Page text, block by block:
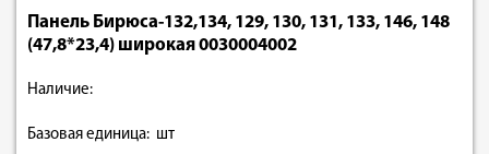
Панель Бирюса-132,134, 129, 130, 131, 133, 146, 148
(47,8*23,4) широкая 0030004002
Наличие:
Базовая единица: шт